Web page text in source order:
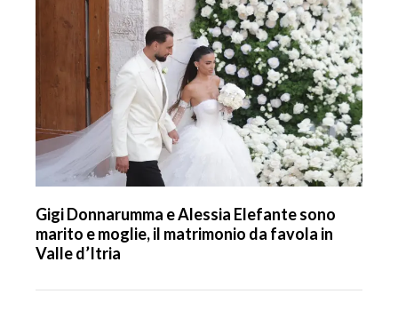
Gigi Donnarumma e Alessia Elefante sono
marito e moglie, il matrimonio da favola in
Valle d’Itria